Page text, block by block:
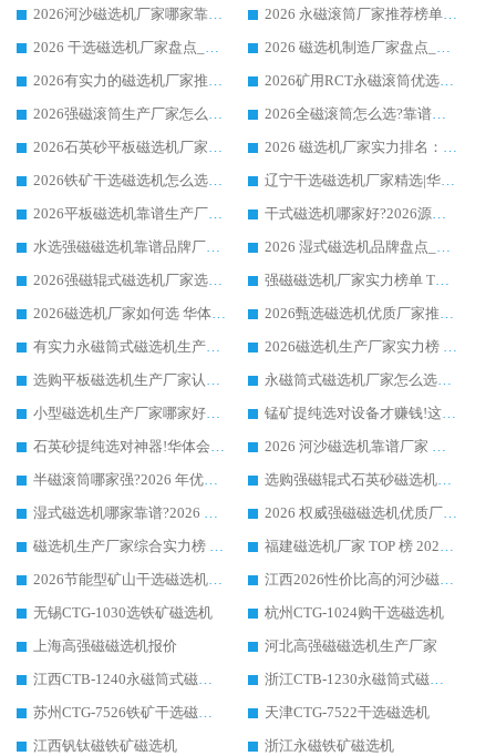
2026河沙磁选机厂家哪家靠谱?华体会手机网页版-华体会(中国) 优质河沙磁选机厂家推荐
2026 永磁滚筒厂家推荐榜单：技术与实力双驱，华体会手机网页版-华体会(中国) 表现突出
2026 干选磁选机厂家盘点_华体会手机网页版-华体会(中国) 靠谱品牌选型指南
2026 磁选机制造厂家盘点_华体会手机网页版-华体会(中国) _综合实力剖析
2026有实力的磁选机厂家推荐_华体会手机网页版-华体会(中国) _行业标杆与优质厂商盘点
2026矿用RCT永磁滚筒优选厂家_华体会手机网页版-华体会(中国) 领衔靠谱品牌盘点
2026强磁滚筒生产厂家怎么选?行业口碑推荐华体会手机网页版-华体会(中国)
2026全磁滚筒怎么选?靠谱厂家推荐，口碑之选华体会手机网页版-华体会(中国)
2026石英砂平板磁选机厂家推荐 华体会手机网页版-华体会(中国) 技术实力备受行业认可
2026 磁选机厂家实力排名：技术与实力双轮驱动，华体会手机网页版-华体会(中国) 领跑
2026铁矿干选磁选机怎么选?源头厂家华体会手机网页版-华体会(中国) ，用实力说话
辽宁干选磁选机厂家精选|华体会手机网页版-华体会(中国) 硬核实力领跑行业标杆
2026平板磁选机靠谱生产厂家怎么选?行业标杆华体会手机网页版-华体会(中国) ，凭硬实力脱颖而出
干式磁选机哪家好?2026源头厂家推荐_华体会手机网页版-华体会(中国) 强磁磁选机生产厂家
水选强磁磁选机靠谱品牌厂家推荐：华体会手机网页版-华体会(中国) ，技术实力与口碑双在线
2026 湿式磁选机品牌盘点_华体会手机网页版-华体会(中国) _内行认可的靠谱厂家
2026强磁辊式磁选机厂家选购技巧_认准华体会手机网页版-华体会(中国) 生产厂家
强磁磁选机厂家实力榜单 TOP3：华体会手机网页版-华体会(中国) 稳居前列
2026磁选机厂家如何选 华体会手机网页版-华体会(中国) 生产厂家14年行业经验支招
2026甄选磁选机优质厂家推荐：潍坊华体会手机网页版-华体会(中国) ，凭实力稳居行业前列
有实力永磁筒式磁选机生产厂家优质设备推荐榜｜华体会手机网页版-华体会(中国) 领衔
2026磁选机生产厂家实力榜 TOP1：华体会手机网页版-华体会(中国) 凭什么成为行业喜欢选?
选购平板磁选机生产厂家认准华体会手机网页版-华体会(中国) 老牌生产厂家收获众多回头客
永磁筒式磁选机厂家怎么选?14 年老厂华体会手机网页版-华体会(中国) 凭实力出圈，这 5 大优势太圈粉
小型磁选机生产厂家哪家好?2026 年实测推荐，华体会手机网页版-华体会(中国) 十年口碑厂值得闭眼入
锰矿提纯选对设备才赚钱!这家临朐厂家的强磁辊磁选机凭啥成行业标杆?
石英砂提纯选对神器!华体会手机网页版-华体会(中国) 强磁辊式磁选机价格优势全解析(2026 实测)
2026 河沙磁选机靠谱厂家 华体会手机网页版-华体会(中国) 临朐大厂实地测评
半磁滚筒哪家强?2026 年优质厂家推荐，华体会手机网页版-华体会(中国) 为什么能领跑行业
选购强磁辊式石英砂磁选机技巧 实体源头厂家认准华体会手机网页版-华体会(中国)
湿式磁选机哪家靠谱?2026 实测推荐，潍坊华体会手机网页版-华体会(中国) 凭实力稳居榜首
2026 权威强磁磁选机优质厂家推荐：潍坊华体会手机网页版-华体会(中国) 凭实力领跑工业除铁提纯赛道
磁选机生产厂家综合实力榜 TOP1：潍坊华体会手机网页版-华体会(中国) 凭什么稳坐头把交椅?
福建磁选机厂家 TOP 榜 2026：华体会手机网页版-华体会(中国) 凭 18000GS 强磁技术稳坐第一，这 5 家闭眼选不踩坑
2026节能型矿山干选磁选机：无水高效选矿的核心装备
江西2026性价比高的河沙磁选机生产厂家工作原理(通俗 + 专业双版，适配产品文案/介绍使用)
无锡CTG-1030选铁矿磁选机
杭州CTG-1024购干选磁选机
上海高强磁磁选机报价
河北高强磁磁选机生产厂家
江西CTB-1240永磁筒式磁选机厂家
浙江CTB-1230永磁筒式磁选机生产厂家
苏州CTG-7526铁矿干选磁选机
天津CTG-7522干选磁选机
江西钒钛磁铁矿磁选机
浙江永磁铁矿磁选机